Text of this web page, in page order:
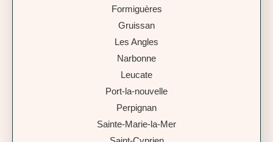
Formiguères
Gruissan
Les Angles
Narbonne
Leucate
Port-la-nouvelle
Perpignan
Sainte-Marie-la-Mer